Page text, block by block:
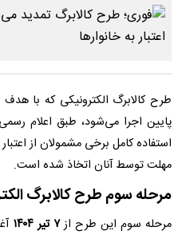
طرح کالابرگ الکترونیکی که با
پایین اجرا می‌شود، طبق اعلام
استفاده کامل برخی مشمولان از
مهلت توسط آنان اتخاذ شده است.
مرحله سوم طرح کالابرگ
مرحله سوم این طرح از۷ تیر ۱۴۰۴